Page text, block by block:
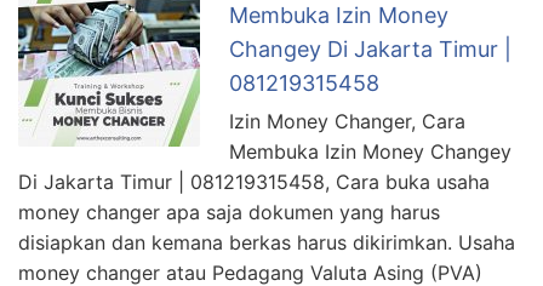
Membuka Izin Money
Changey Di Jakarta Timur |
081219315458
Izin Money Changer, Cara
Membuka Izin Money Changey
Di Jakarta Timur | 081219315458, Cara buka usaha
money changer apa saja dokumen yang harus
disiapkan dan kemana berkas harus dikirimkan. Usaha
money changer atau Pedagang Valuta Asing (PVA)